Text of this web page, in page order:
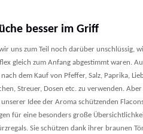
besser im Griff
uns zum Teil noch darüber unschlüssig,
gleich zum Anfang abgestimmt waren.
dem Kauf von Pfeffer, Salz, Paprika,
Streuer, Dosen etc. zu verwenden.
Idee der Aroma schützenden
für eine besonders große
Sie schützen dank ihrer braunen